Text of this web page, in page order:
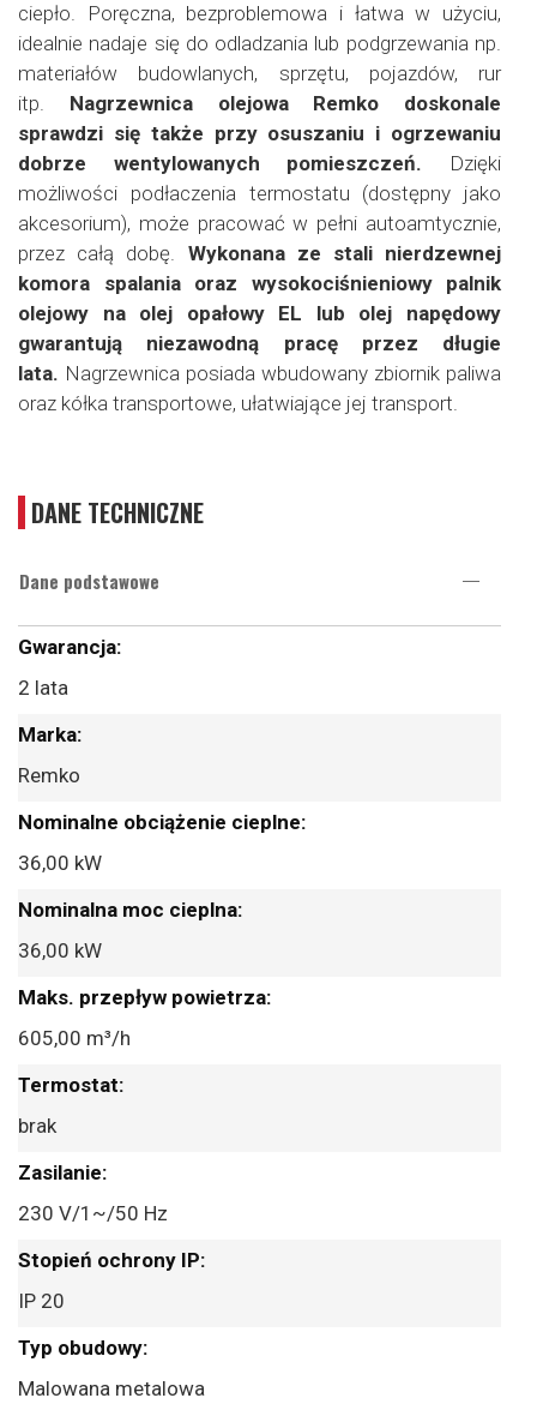
ciepło. Poręczna, bezproblemowa i łatwa w użyciu,
idealnie nadaje się do odladzania lub podgrzewania np.
materiałów budowlanych, sprzętu, pojazdów, rur
itp. Nagrzewnica olejowa Remko doskonale
sprawdzi się także przy osuszaniu i ogrzewaniu
dobrze wentylowanych pomieszczeń. Dzięki
możliwości podłaczenia termostatu (dostępny jako
akcesorium), może pracować w pełni autoamtycznie,
przez całą dobę. Wykonana ze stali nierdzewnej
komora spalania oraz wysokociśnieniowy palnik
olejowy na olej opałowy EL lub olej napędowy
gwarantują niezawodną pracę przez długie
lata. Nagrzewnica posiada wbudowany zbiornik paliwa
oraz kółka transportowe, ułatwiające jej transport.
DANE TECHNICZNE
Dane podstawowe
Więcej
2 lata
Remko
36,00 kW
36,00 kW
605,00 m³/h
brak
230 V/1~/50 Hz
IP 20
Malowana metalowa